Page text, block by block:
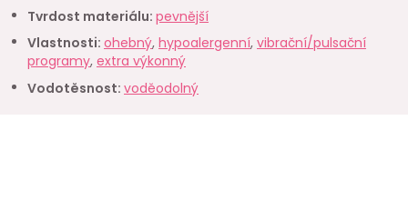
Tvrdost materiálu: pevnější
Vlastnosti: ohebný, hypoalergenní, vibrační/pulsační
programy, extra výkonný
Vodotěsnost: voděodolný